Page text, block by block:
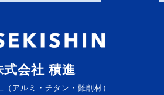
式会社 積進
（アルミ・チタン・難削材）